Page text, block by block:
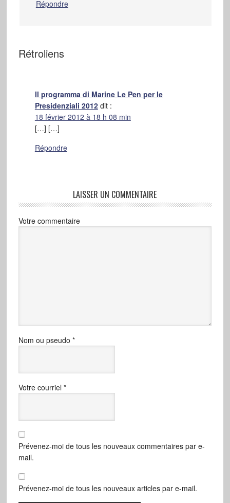
Répondre
Rétroliens
Il programma di Marine Le Pen per le
Presidenziali 2012 dit :
18 février 2012 à 18 h 08 min
[…] […]
Répondre
LAISSER UN COMMENTAIRE
Votre commentaire
Nom ou pseudo *
Votre courriel *
Prévenez-moi de tous les nouveaux commentaires par e-
mail.
Prévenez-moi de tous les nouveaux articles par e-mail.